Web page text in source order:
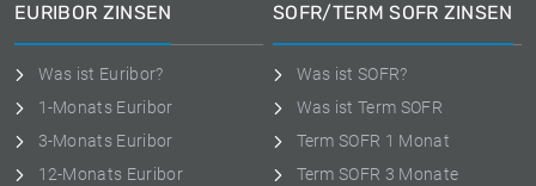
EURIBOR ZINSEN
Was ist Euribor?
1-Monats Euribor
3-Monats Euribor
12-Monats Euribor
SOFR/TERM SOFR ZINSEN
Was ist SOFR?
Was ist Term SOFR
Term SOFR 1 Monat
Term SOFR 3 Monate